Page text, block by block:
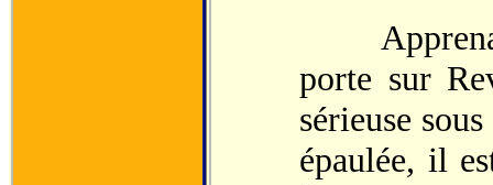
porte sur
sérieuse
épaulée, il